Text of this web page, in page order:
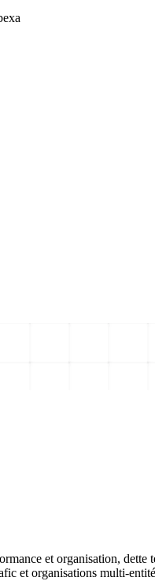
et organisation, dette
et organisations multi-